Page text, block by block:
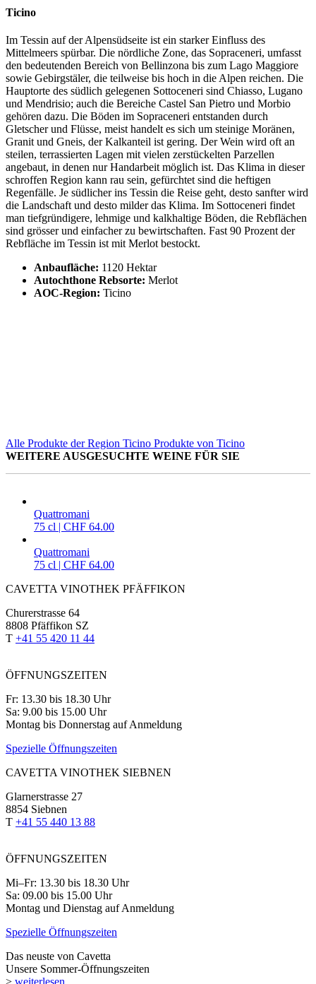
Ticino
Im Tessin auf der Alpensüdseite ist ein starker Einfluss des
Mittelmeers spürbar. Die nördliche Zone, das Sopraceneri, umfasst
den bedeutenden Bereich von Bellinzona bis zum Lago Maggiore
sowie Gebirgstäler, die teilweise bis hoch in die Alpen reichen. Die
Hauptorte des südlich gelegenen Sottoceneri sind Chiasso, Lugano
und Mendrisio; auch die Bereiche Castel San Pietro und Morbio
gehören dazu. Die Böden im Sopraceneri entstanden durch
Gletscher und Flüsse, meist handelt es sich um steinige Moränen,
Granit und Gneis, der Kalkanteil ist gering. Der Wein wird oft an
steilen, terrassierten Lagen mit vielen zerstückelten Parzellen
angebaut, in denen nur Handarbeit möglich ist. Das Klima in dieser
schroffen Region kann rau sein, gefürchtet sind die heftigen
Regenfälle. Je südlicher ins Tessin die Reise geht, desto sanfter wird
die Landschaft und desto milder das Klima. Im Sottoceneri findet
man tiefgründigere, lehmige und kalkhaltige Böden, die Rebflächen
sind grösser und einfacher zu bewirtschaften. Fast 90 Prozent der
Rebfläche im Tessin ist mit Merlot bestockt.
Anbaufläche: 1120 Hektar
Autochthone Rebsorte: Merlot
AOC-Region: Ticino
Alle Produkte der Region Ticino Produkte von Ticino
WEITERE AUSGESUCHTE WEINE FÜR SIE
Quattromani
75 cl | CHF 64.00
Quattromani
75 cl | CHF 64.00
CAVETTA VINOTHEK PFÄFFIKON
Churerstrasse 64
8808 Pfäffikon SZ
T +41 55 420 11 44
ÖFFNUNGSZEITEN
Fr: 13.30 bis 18.30 Uhr
Sa: 9.00 bis 15.00 Uhr
Montag bis Donnerstag auf Anmeldung
Spezielle Öffnungszeiten
CAVETTA VINOTHEK SIEBNEN
Glarnerstrasse 27
8854 Siebnen
T +41 55 440 13 88
ÖFFNUNGSZEITEN
Mi–Fr: 13.30 bis 18.30 Uhr
Sa: 09.00 bis 15.00 Uhr
Montag und Dienstag auf Anmeldung
Spezielle Öffnungszeiten
Das neuste von Cavetta
Unsere Sommer-Öffnungszeiten